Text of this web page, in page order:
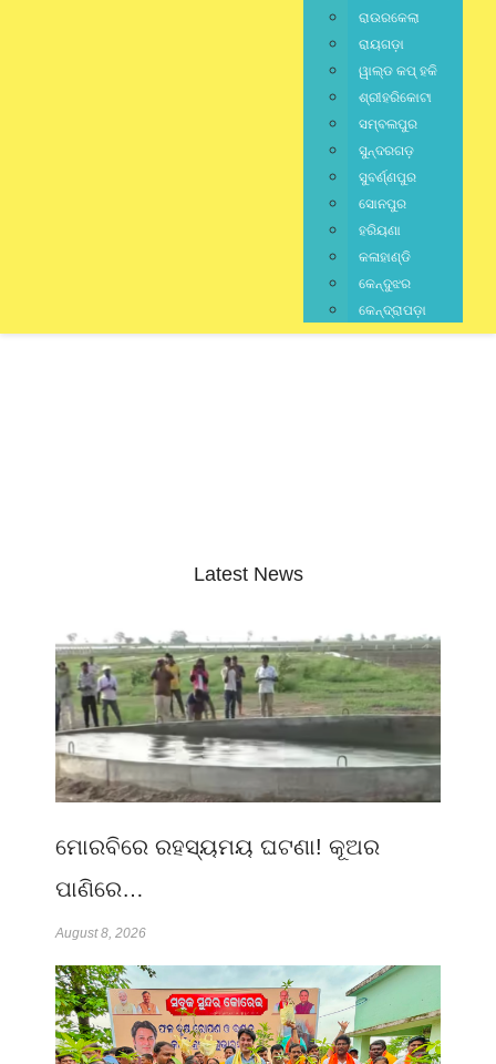
ରାଉରକେଲା
ରାୟଗଡ଼ା
ୱାଲ୍ଡ କପ୍ ହକି
ଶ୍ରୀହରିକୋଟା
ସମ୍ବଲପୁର
ସୁନ୍ଦରଗଡ଼
ସୁବର୍ଣ୍ଣପୁର
ସୋନପୁର
ହରିୟଣା
କଳାହାଣ୍ଡି
କେନ୍ଦୁଝର
କେନ୍ଦ୍ରାପଡ଼ା
Latest News
ମୋରବିରେ ରହସ୍ୟମୟ ଘଟଣା! କୂଅର
ପାଣିରେ…
August 8, 2026